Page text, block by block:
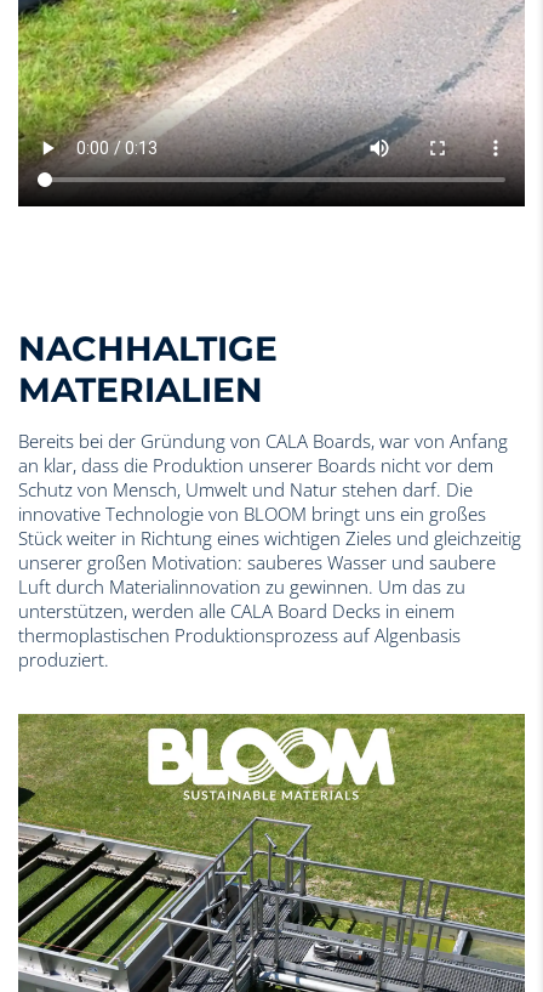
NACHHALTIGE
MATERIALIEN
Bereits bei der Gründung von CALA Boards, war von Anfang
an klar, dass die Produktion unserer Boards nicht vor dem
Schutz von Mensch, Umwelt und Natur stehen darf. Die
innovative Technologie von BLOOM bringt uns ein großes
Stück weiter in Richtung eines wichtigen Zieles und gleichzeitig
unserer großen Motivation: sauberes Wasser und saubere
Luft durch Materialinnovation zu gewinnen. Um das zu
unterstützen, werden alle CALA Board Decks in einem
thermoplastischen Produktionsprozess auf Algenbasis
produziert.